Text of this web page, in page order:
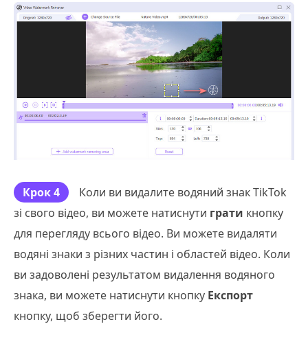
Крок 4
Коли ви видалите водяний знак TikTok
зі свого відео, ви можете натиснути грати кнопку
для перегляду всього відео. Ви можете видаляти
водяні знаки з різних частин і областей відео. Коли
ви задоволені результатом видалення водяного
знака, ви можете натиснути кнопку Експорт
кнопку, щоб зберегти його.